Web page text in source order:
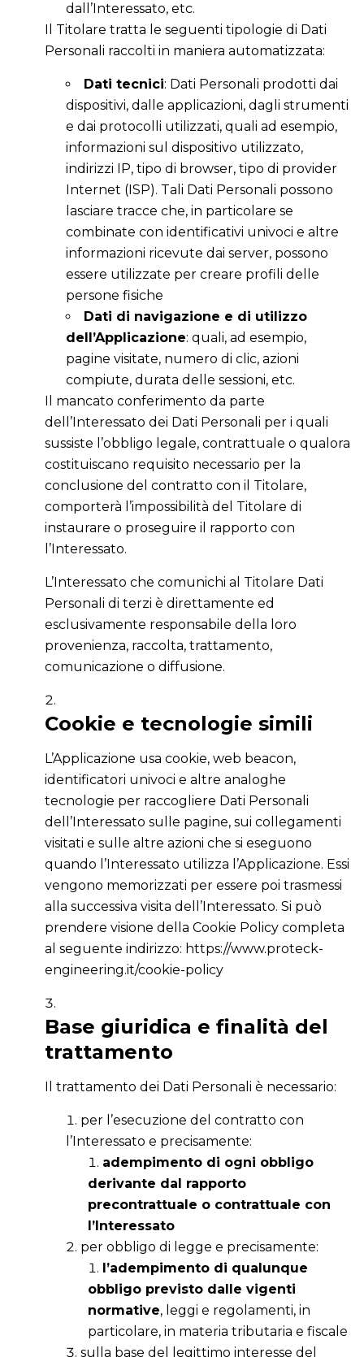
dall’Interessato, etc.
Il Titolare tratta le seguenti tipologie di Dati
Personali raccolti in maniera automatizzata:
Dati tecnici: Dati Personali prodotti dai
dispositivi, dalle applicazioni, dagli strumenti
e dai protocolli utilizzati, quali ad esempio,
informazioni sul dispositivo utilizzato,
indirizzi IP, tipo di browser, tipo di provider
Internet (ISP). Tali Dati Personali possono
lasciare tracce che, in particolare se
combinate con identificativi univoci e altre
informazioni ricevute dai server, possono
essere utilizzate per creare profili delle
persone fisiche
Dati di navigazione e di utilizzo
dell’Applicazione: quali, ad esempio,
pagine visitate, numero di clic, azioni
compiute, durata delle sessioni, etc.
Il mancato conferimento da parte
dell’Interessato dei Dati Personali per i quali
sussiste l’obbligo legale, contrattuale o qualora
costituiscano requisito necessario per la
conclusione del contratto con il Titolare,
comporterà l’impossibilità del Titolare di
instaurare o proseguire il rapporto con
l’Interessato.
L’Interessato che comunichi al Titolare Dati
Personali di terzi è direttamente ed
esclusivamente responsabile della loro
provenienza, raccolta, trattamento,
comunicazione o diffusione.
Cookie e tecnologie simili
L’Applicazione usa cookie, web beacon,
identificatori univoci e altre analoghe
tecnologie per raccogliere Dati Personali
dell’Interessato sulle pagine, sui collegamenti
visitati e sulle altre azioni che si eseguono
quando l’Interessato utilizza l’Applicazione. Essi
vengono memorizzati per essere poi trasmessi
alla successiva visita dell’Interessato. Si può
prendere visione della Cookie Policy completa
al seguente indirizzo: https://www.proteck-
engineering.it/cookie-policy
Base giuridica e finalità del
trattamento
Il trattamento dei Dati Personali è necessario:
per l’esecuzione del contratto con
l’Interessato e precisamente:
adempimento di ogni obbligo
derivante dal rapporto
precontrattuale o contrattuale con
l’Interessato
per obbligo di legge e precisamente:
l’adempimento di qualunque
obbligo previsto dalle vigenti
normative, leggi e regolamenti, in
particolare, in materia tributaria e fiscale
sulla base del legittimo interesse del